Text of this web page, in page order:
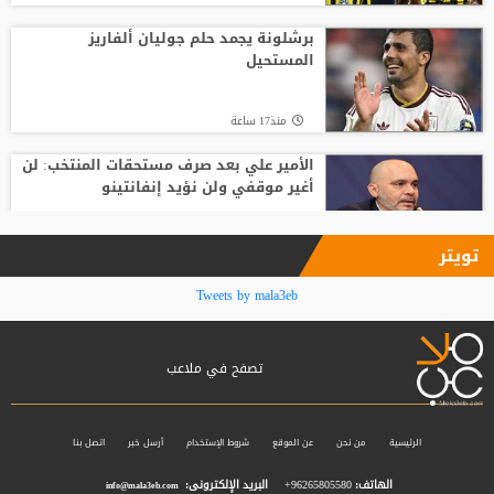
أغلى لاعب في تاريخ إفريقيا.. ديوماندي يترك
معسكر لايبزيغ للانضمام لريال مدريد
برشلونة يجمد حلم جوليان ألفاريز
المستحيل
منذ17 ساعة
الأمير علي بعد صرف مستحقات المنتخب: لن
أغير موقفي ولن نؤيد إنفانتينو
فينيسيوس جونيور يمدد عقده مع ريال
مدريد حتى 2032
يخوض أول مران مع طرابزون سبور
تويتر
Tweets by mala3eb
تصفح في ملاعب
الرئيسية من نحن عن الموقع شروط الإستخدام أرسل خبر اتصل بنا
الهاتف:96265805580+ البريد الإلكترونى: info@mala3eb.com